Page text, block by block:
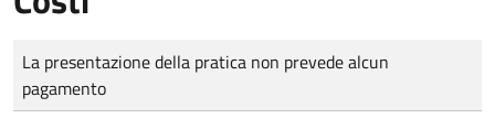
Tipo di pagamento
Importo
La presentazione della pratica non prevede alcun
pagamento